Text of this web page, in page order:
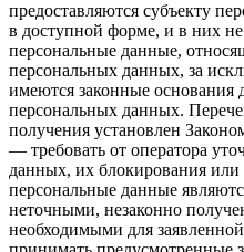
предоставляются субъекту
в доступной форме, и в них
персональные данные,
персональных данных, за
имеются законные основания
персональных данных.
получения установлен
— требовать от оператора
данных, их блокирования или
персональные данные
неточными, незаконно
необходимыми для